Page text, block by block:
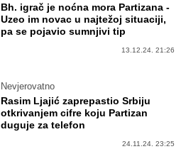
Bh. igrač je noćna mora Partizana -
Uzeo im novac u najtežoj situaciji,
pa se pojavio sumnjivi tip
13.12.24. 21:26
Nevjerovatno
Rasim Ljajić zaprepastio Srbiju
otkrivanjem cifre koju Partizan
duguje za telefon
24.11.24. 23:25